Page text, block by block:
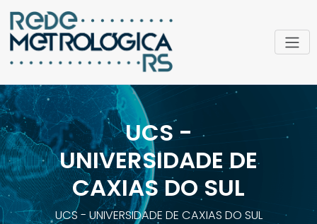
UCS -
UNIVERSIDADE DE
CAXIAS DO SUL
UCS - UNIVERSIDADE DE CAXIAS DO SUL